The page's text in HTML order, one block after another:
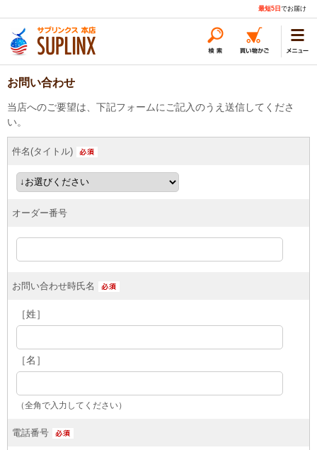
最短5日 でお届け
お問い合わせ
当店へのご要望は、下記フォームにご記入のうえ送信してくださ
い。
件名(タイトル)
オーダー番号
お問い合わせ時氏名
［姓］
［名］
（全角で入力してください）
電話番号